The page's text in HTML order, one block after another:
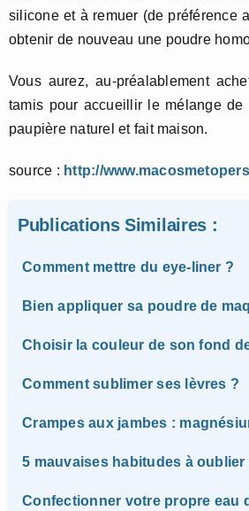
silicone et à remuer (de préférence
obtenir de nouveau une poudre
Vous aurez, au-préalablement
tamis pour accueillir le mélange de
paupière naturel et fait maison.
source : http://
Publications Similaires :
Comment mettre du eye-liner ?
Bien appliquer sa poudre de
Choisir la couleur de son fond
Comment sublimer ses lèvres ?
Crampes aux jambes :
5 mauvaises habitudes à
Confectionner votre propre eau